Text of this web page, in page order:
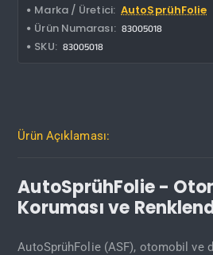
Marka / Üretici: AutoSprühFolie
Ürün Numarası: 83005018
SKU: 83005018
Ürün Açıklaması:
AutoSprühFolie -
Koruması ve
AutoSprühFolie (ASF), otomobil ve